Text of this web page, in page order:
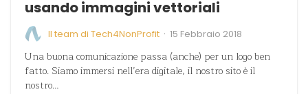
usando immagini vettoriali
Il team di Tech4NonProfit · 15 Febbraio 2018
Una buona comunicazione passa (anche) per un logo ben
fatto. Siamo immersi nell’era digitale, il nostro sito è il
nostro…